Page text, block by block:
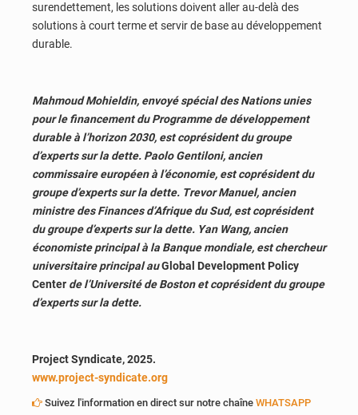
surendettement, les solutions doivent aller au-delà des
solutions à court terme et servir de base au développement
durable.
Mahmoud Mohieldin, envoyé spécial des Nations unies
pour le financement du Programme de développement
durable à l’horizon 2030, est coprésident du groupe
d’experts sur la dette. Paolo Gentiloni, ancien
commissaire européen à l’économie, est coprésident du
groupe d’experts sur la dette. Trevor Manuel, ancien
ministre des Finances d’Afrique du Sud, est coprésident
du groupe d’experts sur la dette. Yan Wang, ancien
économiste principal à la Banque mondiale, est chercheur
universitaire principal auGlobal Development Policy
Center de l’Université de Boston et coprésident du groupe
d’experts sur la dette.
Project Syndicate, 2025.
www.project-syndicate.org
Suivez l'information en direct sur notre chaîne WHATSAPP